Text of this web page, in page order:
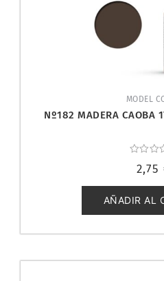
MODEL
Nº182 MADERA CAOBA
con
de
5
2,75
AÑADIR AL